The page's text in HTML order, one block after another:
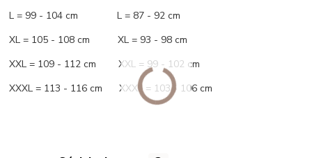
L = 99 - 104 cm L = 87 - 92 cm
XL = 105 - 108 cm XL = 93 - 98 cm
XXL = 109 - 112 cm XXL = 99 - 102 cm
XXXL = 113 - 116 cm XXXL = 103 - 106 cm